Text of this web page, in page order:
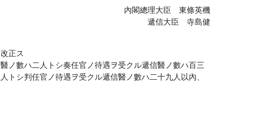
內閣總理大臣 東條英機
遞信大臣 寺島健
正ス
ノ數ハ二人トシ奏任官ノ待遇ヲ受クル遞信醫ノ數ハ百三
トシ判任官ノ待遇ヲ受クル遞信醫ノ數ハ二十九人以內、